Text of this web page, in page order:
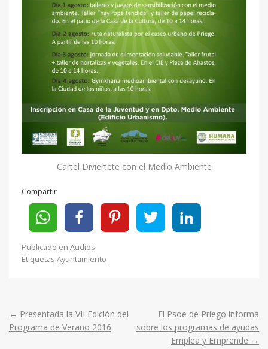
Cartel Diviertete con el Medio Ambiente
Compartir
Publicado en Audios
Etiquetas Ayuntamiento
Post
← Presentada la VII Edición del
Programa de Verano 2016
El Psoe de Priego informa
sobre los programas de ayudas
Emplea y Emprende →